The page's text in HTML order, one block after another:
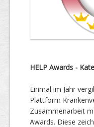
HELP Awards -
Einmal im Jahr
Plattform
Zusammenarbeit
Awards. Diese